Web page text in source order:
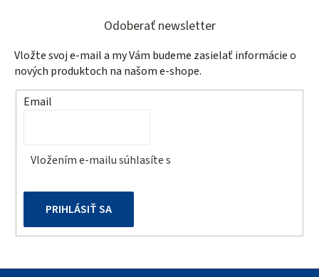
d
c
i
e
k
p
s
Odoberať newsletter
Vložte svoj e-mail a my Vám budeme zasielať informácie o
nových produktoch na našom e-shope.
Email
Vložením e-mailu súhlasíte s
PRIHLÁSIŤ SA